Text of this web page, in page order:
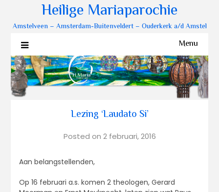
Heilige Mariaparochie
Amstelveen – Amsterdam-Buitenveldert – Ouderkerk a/d Amstel
Menu
Lezing ‘Laudato Si’
Posted on 2 februari, 2016
Aan belangstellenden,
Op 16 februari a.s. komen 2 theologen, Gerard